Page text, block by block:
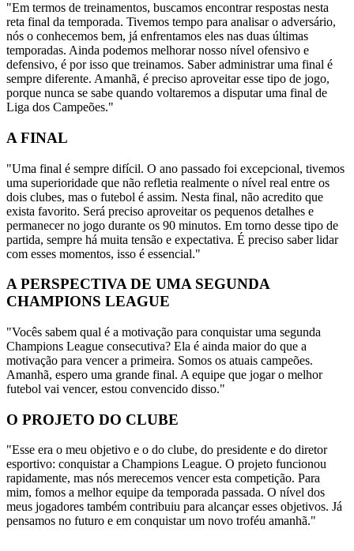
"Em termos de treinamentos, buscamos encontrar respostas nesta
reta final da temporada. Tivemos tempo para analisar o adversário,
nós o conhecemos bem, já enfrentamos eles nas duas últimas
temporadas. Ainda podemos melhorar nosso nível ofensivo e
defensivo, é por isso que treinamos. Saber administrar uma final é
sempre diferente. Amanhã, é preciso aproveitar esse tipo de jogo,
porque nunca se sabe quando voltaremos a disputar uma final de
Liga dos Campeões."
A FINAL
"Uma final é sempre difícil. O ano passado foi excepcional, tivemos
uma superioridade que não refletia realmente o nível real entre os
dois clubes, mas o futebol é assim. Nesta final, não acredito que
exista favorito. Será preciso aproveitar os pequenos detalhes e
permanecer no jogo durante os 90 minutos. Em torno desse tipo de
partida, sempre há muita tensão e expectativa. É preciso saber lidar
com esses momentos, isso é essencial."
A PERSPECTIVA DE UMA SEGUNDA
CHAMPIONS LEAGUE
"Vocês sabem qual é a motivação para conquistar uma segunda
Champions League consecutiva? Ela é ainda maior do que a
motivação para vencer a primeira. Somos os atuais campeões.
Amanhã, espero uma grande final. A equipe que jogar o melhor
futebol vai vencer, estou convencido disso."
O PROJETO DO CLUBE
"Esse era o meu objetivo e o do clube, do presidente e do diretor
esportivo: conquistar a Champions League. O projeto funcionou
rapidamente, mas nós merecemos vencer esta competição. Para
mim, fomos a melhor equipe da temporada passada. O nível dos
meus jogadores também contribuiu para alcançar esses objetivos. Já
pensamos no futuro e em conquistar um novo troféu amanhã."